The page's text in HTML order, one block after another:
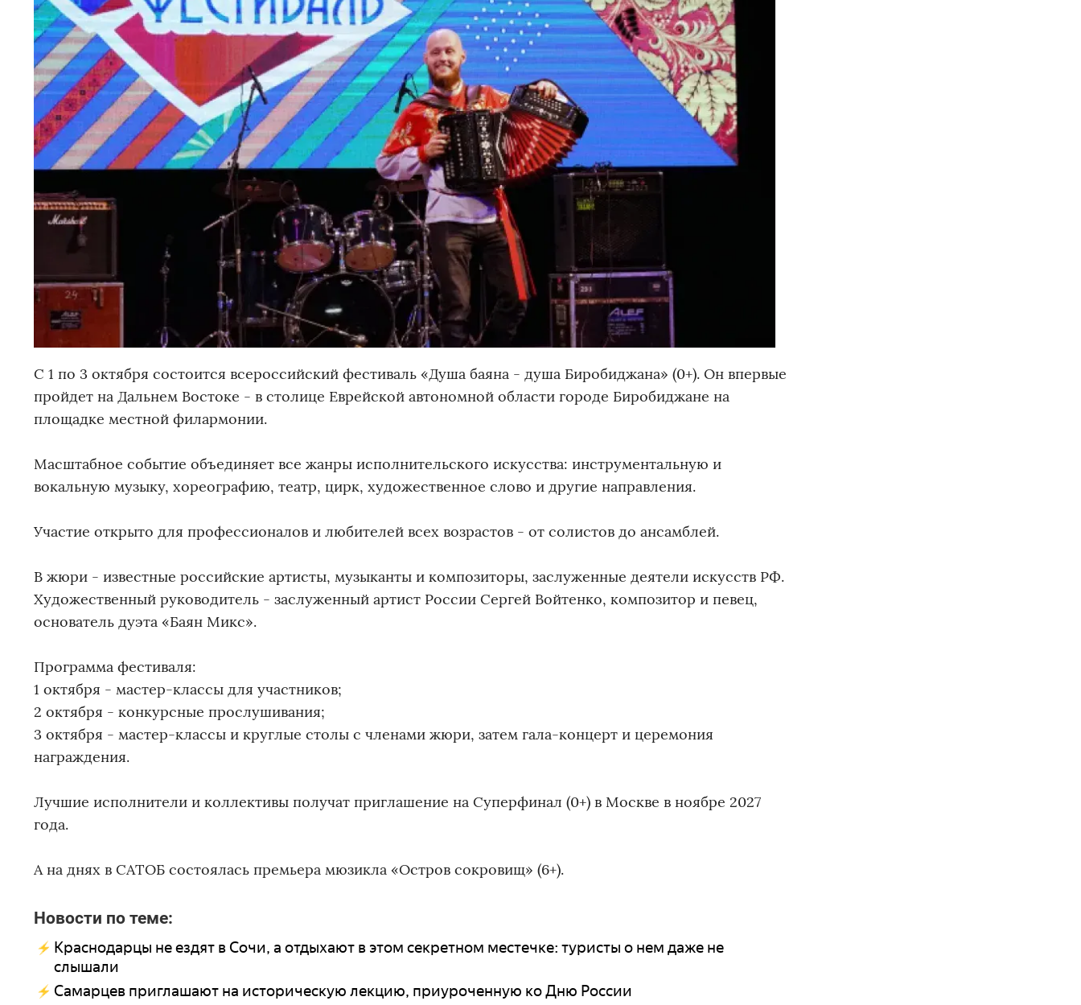
С 1 по 3 октября состоится всероссийский фестиваль «Душа баяна - душа Биробиджана» (0+). Он впервые
пройдет на Дальнем Востоке - в столице Еврейской автономной области городе Биробиджане на
площадке местной филармонии.
Масштабное событие объединяет все жанры исполнительского искусства: инструментальную и
вокальную музыку, хореографию, театр, цирк, художественное слово и другие направления.
Участие открыто для профессионалов и любителей всех возрастов - от солистов до ансамблей.
В жюри - известные российские артисты, музыканты и композиторы, заслуженные деятели искусств РФ.
Художественный руководитель - заслуженный артист России Сергей Войтенко, композитор и певец,
основатель дуэта «Баян Микс».
Программа фестиваля:
1 октября - мастер-классы для участников;
2 октября - конкурсные прослушивания;
3 октября - мастер-классы и круглые столы с членами жюри, затем гала-концерт и церемония
награждения.
Лучшие исполнители и коллективы получат приглашение на Суперфинал (0+) в Москве в ноябре 2027
года.
А на днях в САТОБ состоялась премьера мюзикла «Остров сокровищ» (6+).
Новости по теме:
Краснодарцы не ездят в Сочи, а отдыхают в этом секретном местечке: туристы о нем даже не
слышали
Самарцев приглашают на историческую лекцию, приуроченную ко Дню России